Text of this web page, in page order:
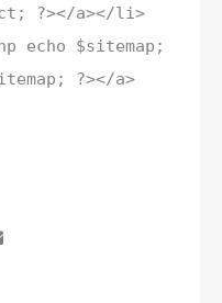
?></a></li>
$sitemap;
?></a>